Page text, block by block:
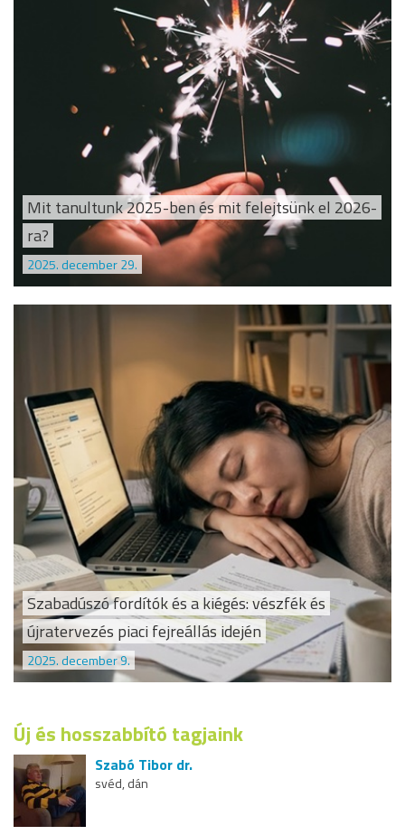
Mit tanultunk 2025-ben és mit felejtsünk el 2026-
ra?
2025. december 29.
Szabadúszó fordítók és a kiégés: vészfék és
újratervezés piaci fejreállás idején
2025. december 9.
Új és hosszabbító tagjaink
Szabó Tibor dr.
svéd, dán